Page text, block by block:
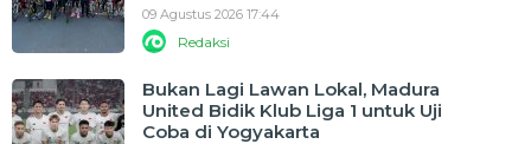
09 Agustus 2026 17:44
Redaksi
Bukan Lagi Lawan Lokal, Madura
United Bidik Klub Liga 1 untuk Uji
Coba di Yogyakarta